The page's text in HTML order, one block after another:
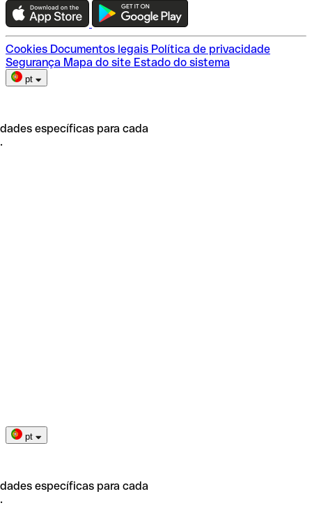
Escolha do plano
Cookies Documentos legais Política de privacidade
Segurança Mapa do site Estado do sistema
pt
específicas para cada
pt
específicas para cada